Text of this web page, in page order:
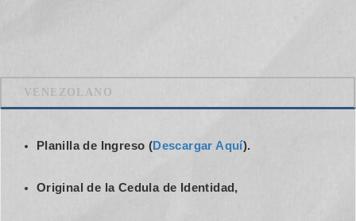
VENEZOLANO
Planilla de Ingreso (Descargar Aquí).
Original de la Cedula de Identidad,